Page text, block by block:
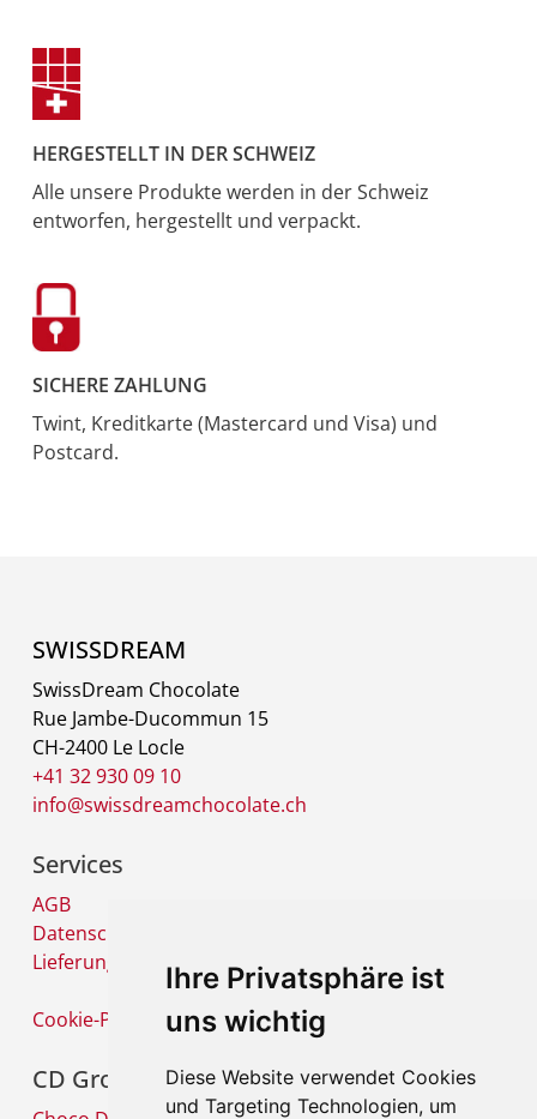
Ihre Privatsphäre ist
uns wichtig
Diese Website verwendet Cookies
und Targeting Technologien, um
HERGESTELLT IN DER SCHWEIZ
Alle unsere Produkte werden in der Schweiz
entworfen, hergestellt und verpackt.
SICHERE ZAHLUNG
Twint, Kreditkarte (Mastercard und Visa) und
Postcard.
SWISSDREAM
SwissDream Chocolate
Rue Jambe-Ducommun 15
CH-2400 Le Locle
+41 32 930 09 10
info@swissdreamchocolate.ch
Services
AGB
Datenschutz
Lieferung und Versandkosten
Cookie-Präferenzen
CD Group